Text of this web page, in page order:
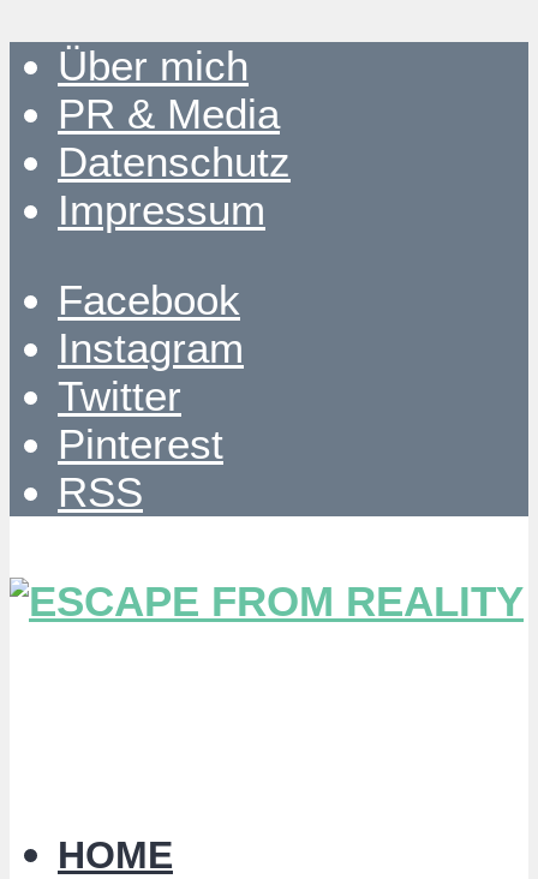
Über mich
PR & Media
Datenschutz
Impressum
Facebook
Instagram
Twitter
Pinterest
RSS
HOME